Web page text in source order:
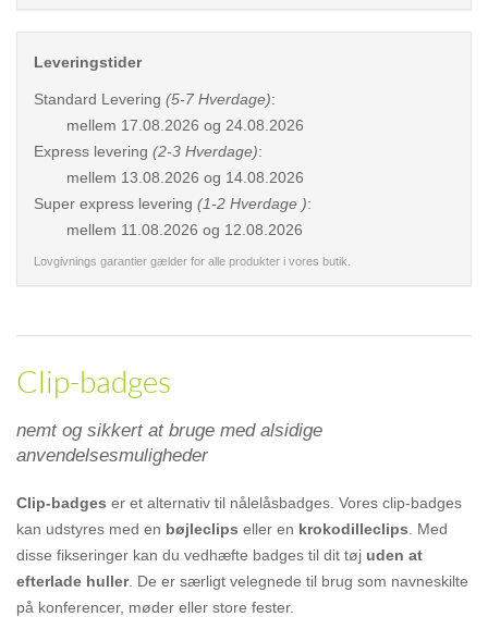
Leveringstider
Standard Levering (5-7 Hverdage):
mellem 17.08.2026 og 24.08.2026
Express levering (2-3 Hverdage):
mellem 13.08.2026 og 14.08.2026
Super express levering (1-2 Hverdage ):
mellem 11.08.2026 og 12.08.2026
Lovgivnings garantier gælder for alle produkter i vores butik.
Clip-badges
nemt og sikkert at bruge med alsidige
anvendelsesmuligheder
Clip-badges er et alternativ til nålelåsbadges. Vores clip-badges
kan udstyres med en bøjleclips eller en krokodilleclips . Med
disse fikseringer kan du vedhæfte badges til dit tøj uden at
efterlade huller. De er særligt velegnede til brug som navneskilte
på konferencer, møder eller store fester.